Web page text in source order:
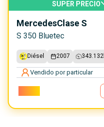
SUPER PRECIO
MercedesClase S
S 350 Bluetec
Diésel 2007 343.132
Vendido por particular